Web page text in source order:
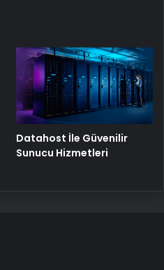
Datahost İle Güvenilir
Sunucu Hizmetleri